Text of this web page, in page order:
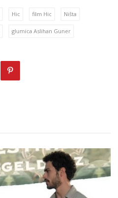
Hic film Hic Ništa
glumica Aslihan Guner